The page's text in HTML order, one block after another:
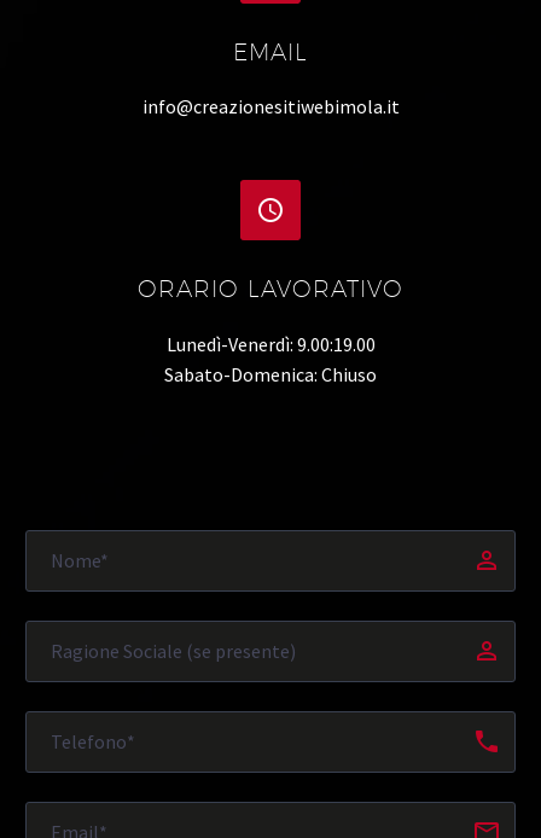
EMAIL
info@creazionesitiwebimola.it


ORARIO LAVORATIVO
Lunedì-Venerdì: 9.00:19.00
Sabato-Domenica: Chiuso